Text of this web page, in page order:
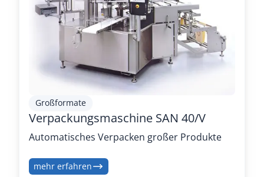
Großformate
Verpackungsmaschine SAN 40/V
Automatisches Verpacken großer Produkte
mehr erfahren